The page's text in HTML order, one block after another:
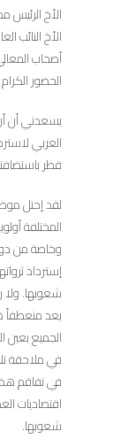
الأخ الرئيس
الأخ النائب
أصحاب
الحضور الكرام
يسعدني أن
العربي
قطر
لقد إحتل
المختلفة
وخاصة من
إسترداد
شعوبها.
يعد منعطفاً
الجميع بعين
في ملاحقة
في تفاقم
اقتصاديات
شعوبها.